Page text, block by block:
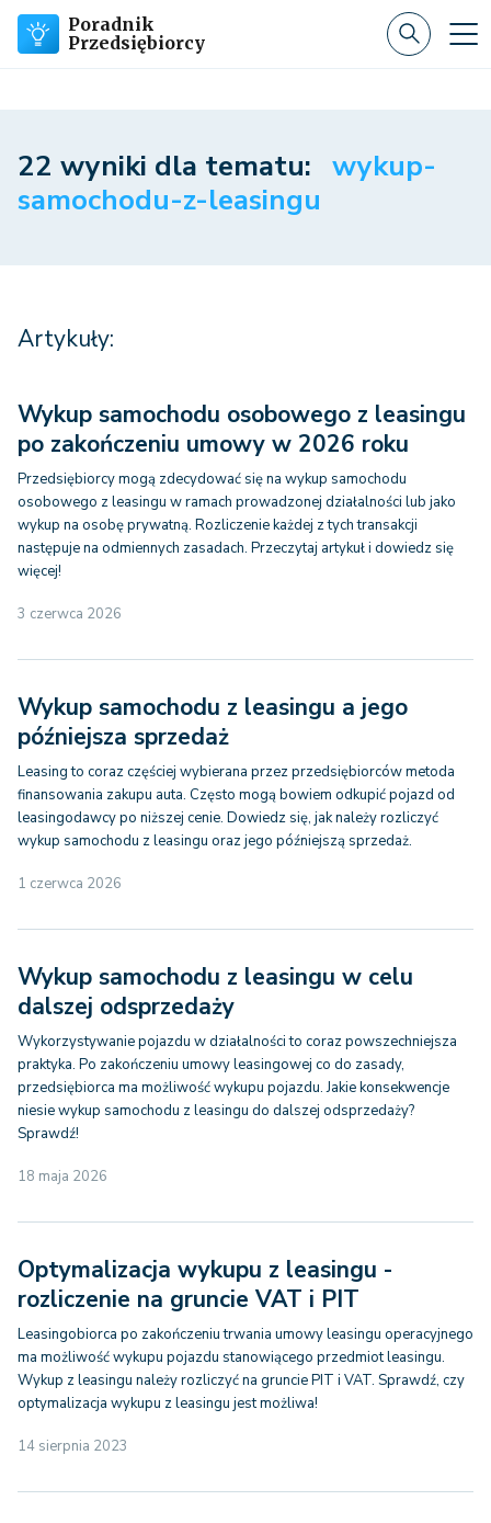
Poradnik
Przedsiębiorcy
22 wyniki dla tematu: wykup-
samochodu-z-leasingu
Artykuły:
Wykup samochodu osobowego z leasingu
po zakończeniu umowy w 2026 roku
Przedsiębiorcy mogą zdecydować się na wykup samochodu
osobowego z leasingu w ramach prowadzonej działalności lub jako
wykup na osobę prywatną. Rozliczenie każdej z tych transakcji
następuje na odmiennych zasadach. Przeczytaj artykuł i dowiedz się
więcej!
3 czerwca 2026
Wykup samochodu z leasingu a jego
późniejsza sprzedaż
Leasing to coraz częściej wybierana przez przedsiębiorców metoda
finansowania zakupu auta. Często mogą bowiem odkupić pojazd od
leasingodawcy po niższej cenie. Dowiedz się, jak należy rozliczyć
wykup samochodu z leasingu oraz jego późniejszą sprzedaż.
1 czerwca 2026
Wykup samochodu z leasingu w celu
dalszej odsprzedaży
Wykorzystywanie pojazdu w działalności to coraz powszechniejsza
praktyka. Po zakończeniu umowy leasingowej co do zasady,
przedsiębiorca ma możliwość wykupu pojazdu. Jakie konsekwencje
niesie wykup samochodu z leasingu do dalszej odsprzedaży?
Sprawdź!
18 maja 2026
Optymalizacja wykupu z leasingu -
rozliczenie na gruncie VAT i PIT
Leasingobiorca po zakończeniu trwania umowy leasingu operacyjnego
ma możliwość wykupu pojazdu stanowiącego przedmiot leasingu.
Wykup z leasingu należy rozliczyć na gruncie PIT i VAT. Sprawdź, czy
optymalizacja wykupu z leasingu jest możliwa!
14 sierpnia 2023